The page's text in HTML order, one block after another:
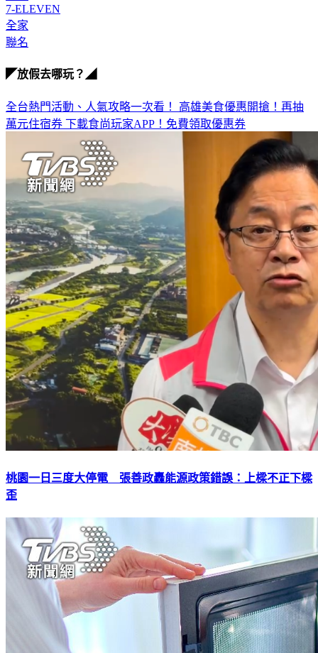
7-ELEVEN
全家
聯名
◤放假去哪玩？◢
全台熱門活動、人氣攻略一次看！ 高雄美食優惠開搶！再抽
萬元住宿券 下載食尚玩家APP！免費領取優惠券
桃園一日三度大停電 張善政轟能源政策錯誤：上樑不正下樑
歪